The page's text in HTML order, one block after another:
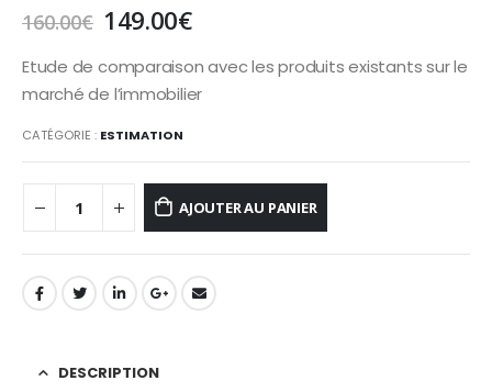
160.00€ Le
initial
était :
149.00€Le
actuel
est :
Etude de comparaison avec les produits existants sur le
marché de l’immobilier
CATÉGORIE : ESTIMATION
AJOUTER AU PANIER
DESCRIPTION